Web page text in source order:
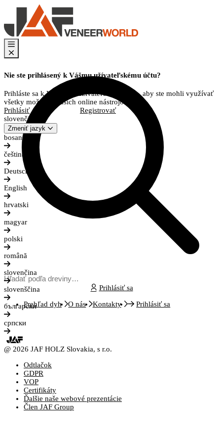
Prihlásiť sa
Prehľad dyh O nás Kontakty Prihlásiť sa
Nie ste prihlásený k Vášmu užívateľskému účtu?
Prihláste sa k Vášmu používateľskému účtu, aby ste mohli využívať
všetky možnosti našich online nástrojov.
Prihlásiť
Registrovať
slovenčina
Zmeniť jazyk
bosanski
čeština
Deutsch
English
hrvatski
magyar
polski
română
slovenčina
slovenščina
български
српски
@ 2026 JAF HOLZ Slovakia, s r.o.
Odtlačok
GDPR
VOP
Certifikáty
Ďalšie naše webové prezentácie
Člen JAF Group